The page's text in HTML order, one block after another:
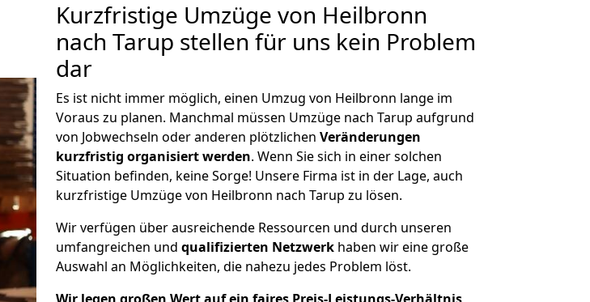
Kurzfristige Umzüge von Heilbronn
nach Tarup stellen für uns kein Problem
dar
Es ist nicht immer möglich, einen Umzug von Heilbronn lange im
Voraus zu planen. Manchmal müssen Umzüge nach Tarup aufgrund
von Jobwechseln oder anderen plötzlichen Veränderungen
kurzfristig organisiert werden. Wenn Sie sich in einer solchen
Situation befinden, keine Sorge! Unsere Firma ist in der Lage, auch
kurzfristige Umzüge von Heilbronn nach Tarup zu lösen.
Wir verfügen über ausreichende Ressourcen und durch unseren
umfangreichen und qualifizierten Netzwerk haben wir eine große
Auswahl an Möglichkeiten, die nahezu jedes Problem löst.